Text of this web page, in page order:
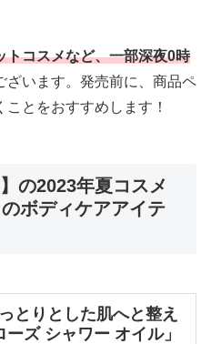
トコスメなど、一部深夜0時
ざいます。発売前に、商品ペ
とをおすすめします！
の2023年夏コスメ
ボディケアアイテ
とりとした肌へと整え
ズ シャワー オイル」